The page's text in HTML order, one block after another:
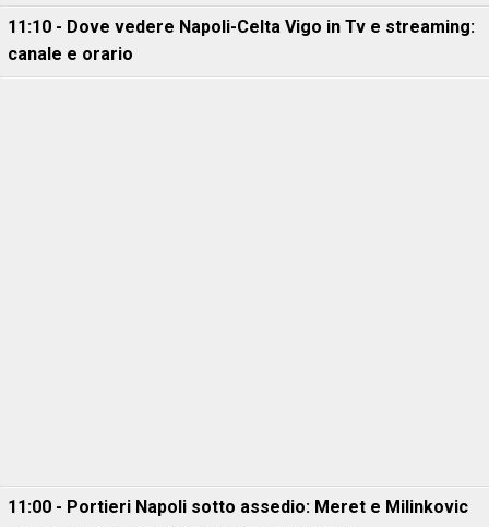
11:10 - Dove vedere Napoli-Celta Vigo in Tv e streaming:
canale e orario
11:00 - Portieri Napoli sotto assedio: Meret e Milinkovic